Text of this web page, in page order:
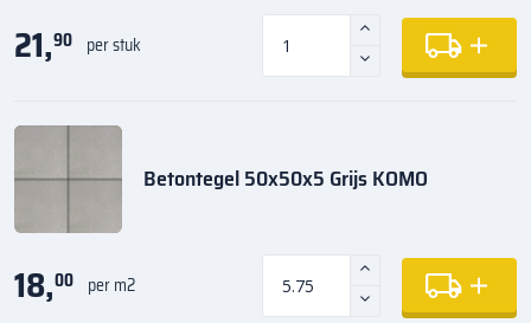
21,90 per stuk
Betontegel 50x50x5 Grijs KOMO
18,00 per m2